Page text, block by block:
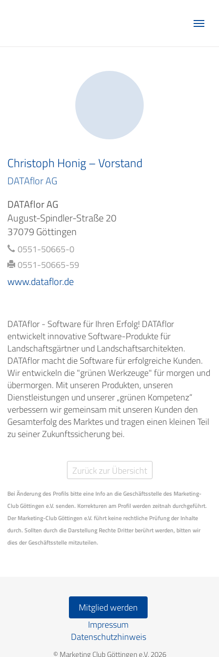
Christoph Honig – Vorstand
DATAflor AG
DATAflor AG
August-Spindler-Straße 20
37079 Göttingen
0551-50665-0
0551-50665-59
www.dataflor.de
DATAflor - Software für Ihren Erfolg! DATAflor
entwickelt innovative Software-Produkte für
Landschaftsgärtner und Landschaftsarchitekten.
DATAflor macht die Software für erfolgreiche Kunden.
Wir entwickeln die "grünen Werkzeuge" für morgen und
übermorgen. Mit unseren Produkten, unseren
Dienstleistungen und unserer „grünen Kompetenz“
verbessern wir gemeinsam mit unseren Kunden den
Gesamterfolg des Marktes und tragen einen kleinen Teil
zu seiner Zukunftssicherung bei.
Zurück zur Übersicht
Bei Änderung des Profils bitte eine Info an die Geschäftsstelle des Marketing-
Club Göttingen e.V. senden. Korrekturen am Profil werden zeitnah durchgeführt.
Der Marketing-Club Göttingen e.V. führt keine rechtliche Prüfung der Inhalte
durch. Sollten durch die Darstellung Rechte Dritter berührt werden, bitten wir
dies der Geschäftsstelle mitzuteilen.
Mitglied werden
Impressum
Datenschutzhinweis
© Marketing Club Göttingen e.V. 2026